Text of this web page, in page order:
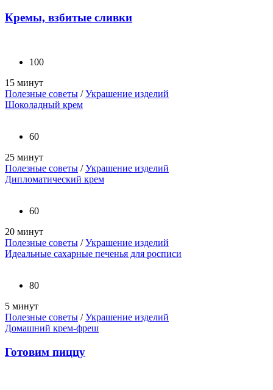
Кремы, взбитые сливки
100
15 минут
Полезные советы /Украшение изделий
Шоколадный крем
60
25 минут
Полезные советы /Украшение изделий
Дипломатический крем
60
20 минут
Полезные советы /Украшение изделий
Идеальные сахарные печенья для росписи
80
5 минут
Полезные советы /Украшение изделий
Домашний крем-фреш
Готовим пиццу